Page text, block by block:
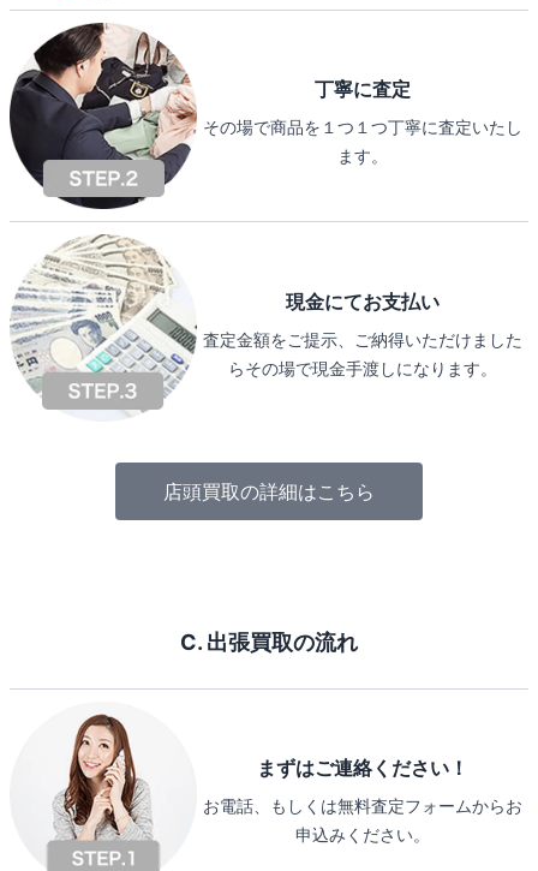
丁寧に査定
その場で商品を１つ１つ丁寧に査定いたし
ます。
現金にてお支払い
査定金額をご提示、ご納得いただけました
らその場で現金手渡しになります。
店頭買取の詳細はこちら
C. 出張買取の流れ
まずはご連絡ください！
お電話、もしくは無料査定フォームからお
申込みください。